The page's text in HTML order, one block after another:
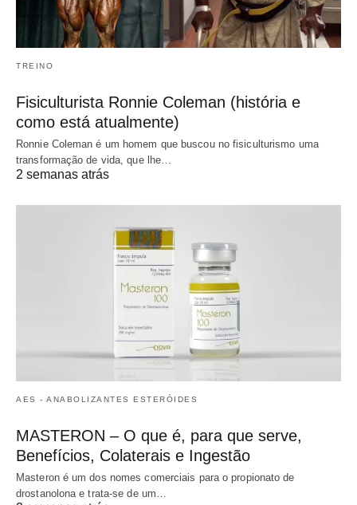
TREINO
Fisiculturista Ronnie Coleman (história e
como está atualmente)
Ronnie Coleman é um homem que buscou no fisiculturismo uma
transformação de vida, que lhe…
2 semanas atrás
AES - ANABOLIZANTES ESTERÓIDES
MASTERON – O que é, para que serve,
Benefícios, Colaterais e Ingestão
Masteron é um dos nomes comerciais para o propionato de
drostanolona e trata-se de um…